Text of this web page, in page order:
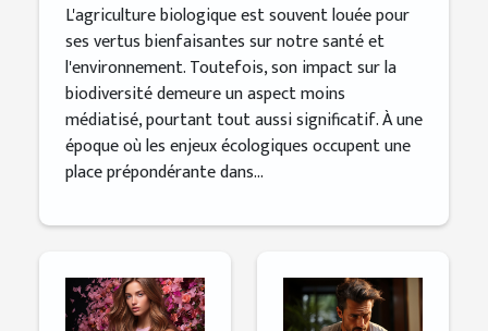
L'agriculture biologique est souvent louée pour
ses vertus bienfaisantes sur notre santé et
l'environnement. Toutefois, son impact sur la
biodiversité demeure un aspect moins
médiatisé, pourtant tout aussi significatif. À une
époque où les enjeux écologiques occupent une
place prépondérante dans...